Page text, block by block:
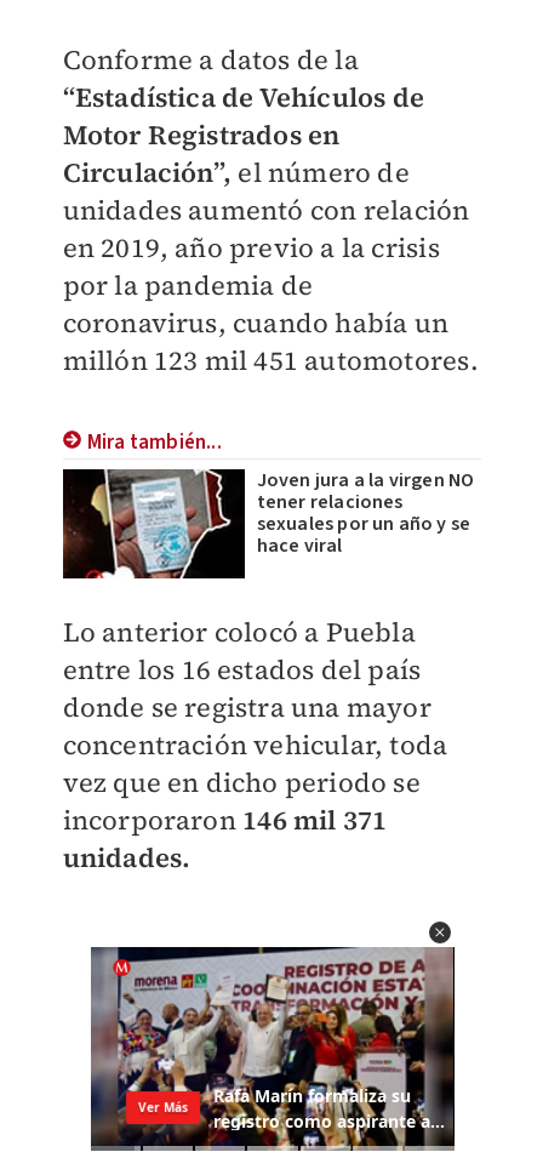
Conforme a datos de la
“Estadística de Vehículos de
Motor Registrados en
Circulación”, el número de
unidades aumentó con relación
en 2019, año previo a la crisis
por la pandemia de
coronavirus, cuando había un
millón 123 mil 451 automotores.
Mira también...
Joven jura a la virgen NO
tener relaciones
sexuales por un año y se
hace viral
Lo anterior colocó a Puebla
entre los 16 estados del país
donde se registra una mayor
concentración vehicular, toda
vez que en dicho periodo se
incorporaron146 mil 371
unidades.